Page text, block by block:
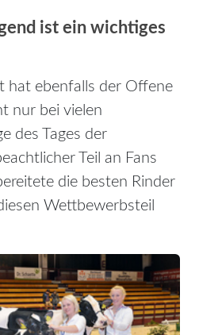
ist ein wichtiges
hat ebenfalls der Offene
nur bei vielen
des Tages der
Teil an Fans
die besten Rinder
Wettbewerbsteil